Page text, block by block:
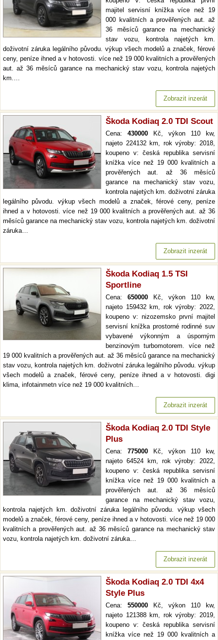
majitel servisní knížka více než 19
000 kvalitních a prověřených aut. až
36 měsíců garance na mechanický
stav vozu, kontrola najetých km.
doživotní záruka legálního původu. výkup všech modelů a značek, férové
ceny, peníze ihned a v hotovosti. více než 19 000 kvalitních a prověřených
aut. až 36 měsíců garance na mechanický stav vozu, kontrola najetých
km.…
Zobrazit inzerát
Škoda Kodiaq 2.0 TDI Scout
Cena: 430000 Kč, výkon 110 kw,
najeto 224132 km, rok výroby: 2018,
koupeno v: česká republika servisní
knížka více než 19 000 kvalitních a
prověřených aut. až 36 měsíců
garance na mechanický stav vozu,
kontrola najetých km. doživotní záruka
legálního původu. výkup všech modelů a značek, férové ceny, peníze
ihned a v hotovosti. více než 19 000 kvalitních a prověřených aut. až 36
měsíců garance na mechanický stav vozu, kontrola najetých km. doživotní
záruka…
Zobrazit inzerát
Škoda Kodiaq 1.5 TSI
Sportline
Cena: 650000 Kč, výkon 110 kw,
najeto 159432 km, rok výroby: 2022,
koupeno v: nizozemsko první majitel
servisní knížka prostorné rodinné suv
vybavené výkonným a úsporným
benzinovým turbomotorem. více než
19 000 kvalitních a prověřených aut. až 36 měsíců garance na mechanický
stav vozu, kontrola najetých km. doživotní záruka legálního původu. výkup
všech modelů a značek, férové ceny, peníze ihned a v hotovosti. digi
klima, infotainmetn více než 19 000 kvalitních…
Zobrazit inzerát
Škoda Kodiaq 2.0 TDI Style
Plus
Cena: 775000 Kč, výkon 110 kw,
najeto 64524 km, rok výroby: 2022,
koupeno v: česká republika servisní
knížka více než 19 000 kvalitních a
prověřených aut. až 36 měsíců
garance na mechanický stav vozu,
kontrola najetých km. doživotní záruka legálního původu. výkup všech
modelů a značek, férové ceny, peníze ihned a v hotovosti. více než 19 000
kvalitních a prověřených aut. až 36 měsíců garance na mechanický stav
vozu, kontrola najetých km. doživotní záruka…
Zobrazit inzerát
Škoda Kodiaq 2.0 TDI 4x4
Style Plus
Cena: 550000 Kč, výkon 110 kw,
najeto 121388 km, rok výroby: 2019,
koupeno v: česká republika servisní
knížka více než 19 000 kvalitních a